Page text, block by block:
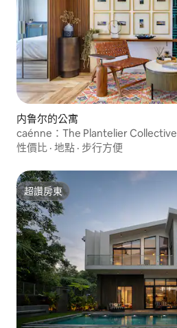
内鲁尔的公寓
caénne：The Plantelier Collective
性價比 · 地點 · 步行方便
超讚房東
超讚房東